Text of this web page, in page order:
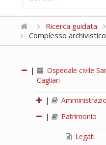
Ricerca guidata
Complesso archivistico
|
Ospedale civile
Cagliari
|
|
Patrimonio
Legati